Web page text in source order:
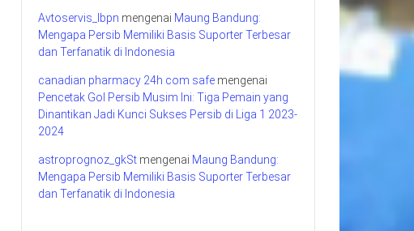
Avtoservis_lbpn mengenai Maung Bandung:
Mengapa Persib Memiliki Basis Suporter Terbesar
dan Terfanatik di Indonesia
canadian pharmacy 24h com safe mengenai
Pencetak Gol Persib Musim Ini: Tiga Pemain yang
Dinantikan Jadi Kunci Sukses Persib di Liga 1 2023-
2024
astroprognoz_gkSt mengenai Maung Bandung:
Mengapa Persib Memiliki Basis Suporter Terbesar
dan Terfanatik di Indonesia